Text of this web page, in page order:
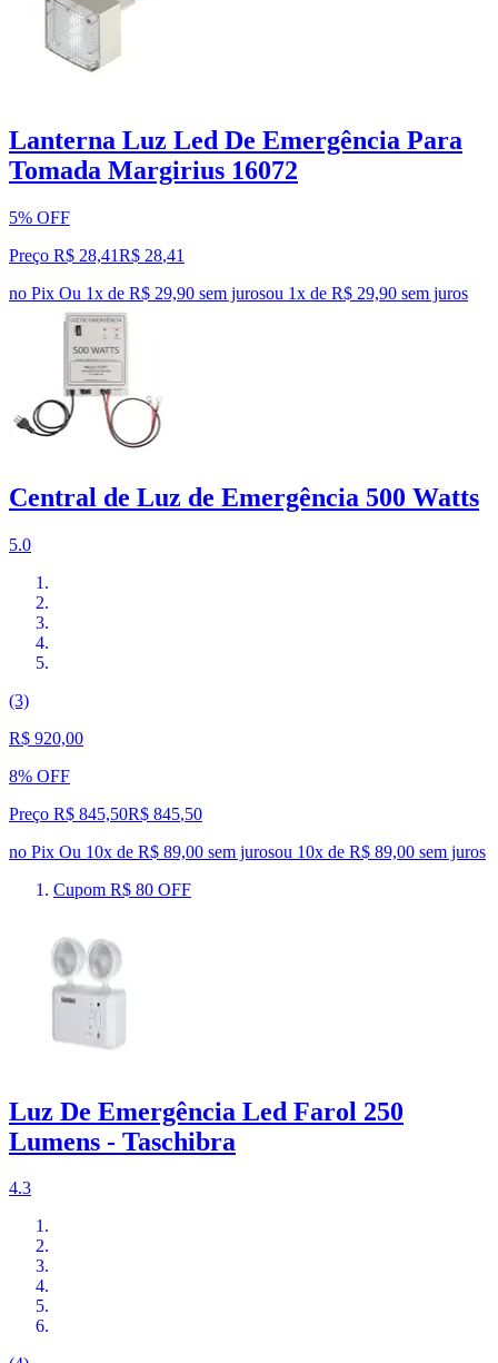
Lanterna Luz Led De Emergência Para
Tomada Margirius 16072
5% OFF
Preço R$ 28,41R$ 28,41
no Pix Ou 1x de R$ 29,90 sem jurosou 1x de R$ 29,90 sem juros
Central de Luz de Emergência 500 Watts
5.0
(3)
R$ 920,00
8% OFF
Preço R$ 845,50R$ 845,50
no Pix Ou 10x de R$ 89,00 sem jurosou 10x de R$ 89,00 sem juros
Cupom R$ 80 OFF
Luz De Emergência Led Farol 250
Lumens - Taschibra
4.3